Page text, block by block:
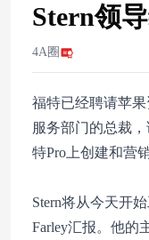
Stern领
4A圈
福特已经聘请苹果
服务部门的总裁
特Pro上创建和营
Stern将从今天开
Farley汇报。他的